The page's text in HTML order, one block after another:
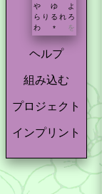
や
ゆ
よ
ら り る れ ろ
わ
* を
ヘルプ
組み込む
プロジェクト
インプリント